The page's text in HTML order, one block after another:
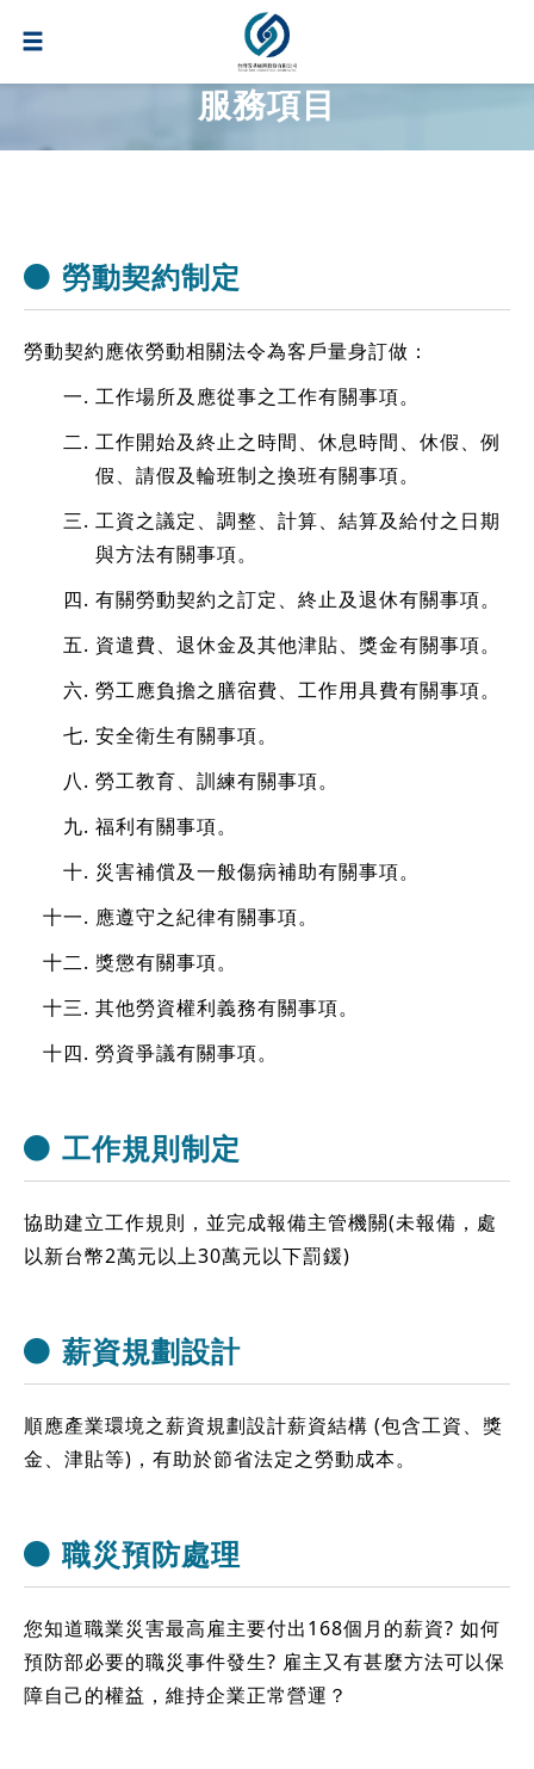
服務項目
勞動契約制定
勞動契約應依勞動相關法令為客戶量身訂做：
工作場所及應從事之工作有關事項。
工作開始及終止之時間、休息時間、休假、例
假、請假及輪班制之換班有關事項。
工資之議定、調整、計算、結算及給付之日期
與方法有關事項。
有關勞動契約之訂定、終止及退休有關事項。
資遣費、退休金及其他津貼、獎金有關事項。
勞工應負擔之膳宿費、工作用具費有關事項。
安全衛生有關事項。
勞工教育、訓練有關事項。
福利有關事項。
災害補償及一般傷病補助有關事項。
應遵守之紀律有關事項。
獎懲有關事項。
其他勞資權利義務有關事項。
勞資爭議有關事項。
工作規則制定
協助建立工作規則，並完成報備主管機關(未報備，處
以新台幣2萬元以上30萬元以下罰鍰)
薪資規劃設計
順應產業環境之薪資規劃設計薪資結構 (包含工資、獎
金、津貼等)，有助於節省法定之勞動成本。
職災預防處理
您知道職業災害最高雇主要付出168個月的薪資? 如何
預防部必要的職災事件發生? 雇主又有甚麼方法可以保
障自己的權益，維持企業正常營運？